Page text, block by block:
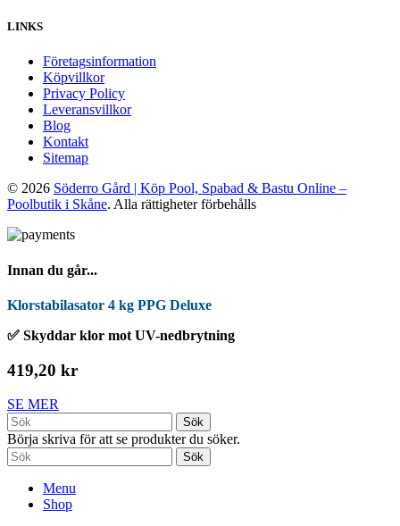
LINKS
Företagsinformation
Köpvillkor
Privacy Policy
Leveransvillkor
Blog
Kontakt
Sitemap
© 2026 Söderro Gård | Köp Pool, Spabad & Bastu Online –
Poolbutik i Skåne. Alla rättigheter förbehålls
Innan du går...
Klorstabilasator 4 kg PPG Deluxe
✅ Skyddar klor mot UV-nedbrytning
419,20 kr
SE MER
Sök
Börja skriva för att se produkter du söker.
Sök
Menu
Shop